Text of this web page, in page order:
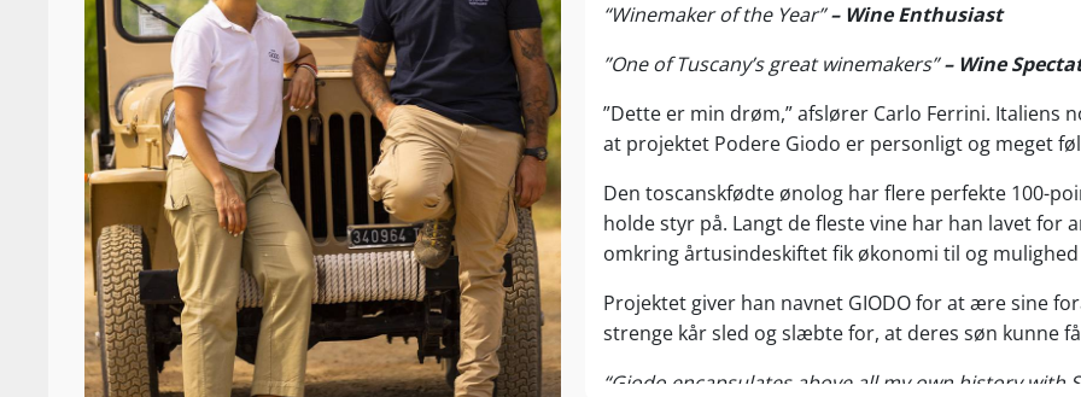
“Winemaker of the Year”– Wine Enthusiast
”One of Tuscany’s great winemakers”– Wine
”Dette er min drøm,” afslører Carlo Ferrini. Italiens
at projektet Podere Giodo er personligt og meget
Den toscanskfødte ønolog har flere perfekte 100-
holde styr på. Langt de fleste vine har han lavet for
omkring årtusindeskiftet fik økonomi til og
Projektet giver han navnet GIODO for at ære sine
strenge kår sled og slæbte for, at deres søn kunne
“Giodo encapsulates above all my own history with